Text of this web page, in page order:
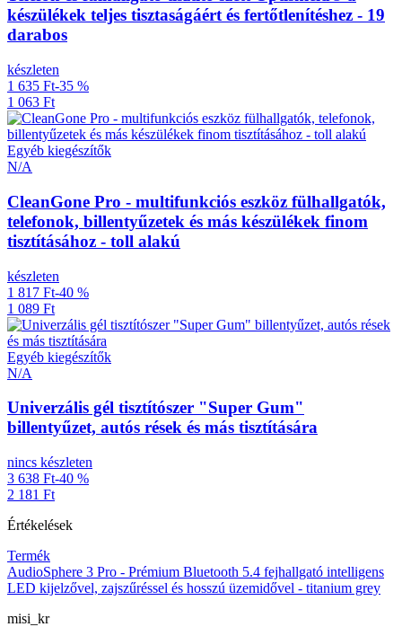
készülékek teljes tisztaságáért és fertőtlenítéshez - 19
darabos
készleten
1 635 Ft-35 %
1 063 Ft
Egyéb kiegészítők
N/A
CleanGone Pro - multifunkciós eszköz fülhallgatók,
telefonok, billentyűzetek és más készülékek finom
tisztításához - toll alakú
készleten
1 817 Ft-40 %
1 089 Ft
Egyéb kiegészítők
N/A
Univerzális gél tisztítószer "Super Gum"
billentyűzet, autós rések és más tisztítására
nincs készleten
3 638 Ft-40 %
2 181 Ft
Értékelések
Termék
AudioSphere 3 Pro - Prémium Bluetooth 5.4 fejhallgató intelligens
LED kijelzővel, zajszűréssel és hosszú üzemidővel - titanium grey
misi_kr